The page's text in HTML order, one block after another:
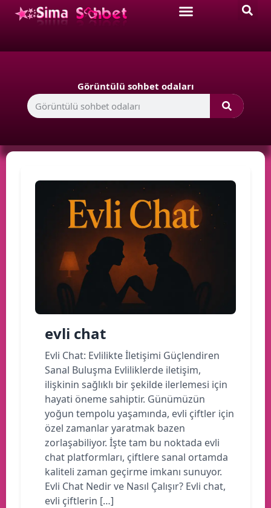
Görüntülü sohbet odaları
evli chat
Evli Chat: Evlilikte İletişimi Güçlendiren
Sanal Buluşma Evliliklerde iletişim,
ilişkinin sağlıklı bir şekilde ilerlemesi için
hayati öneme sahiptir. Günümüzün
yoğun tempolu yaşamında, evli çiftler için
özel zamanlar yaratmak bazen
zorlaşabiliyor. İşte tam bu noktada evli
chat platformları, çiftlere sanal ortamda
kaliteli zaman geçirme imkanı sunuyor.
Evli Chat Nedir ve Nasıl Çalışır? Evli chat,
evli çiftlerin […]